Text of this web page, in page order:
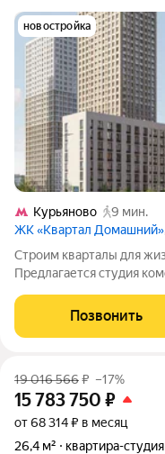
новостройка
Курьяново
9 мин.
ЖК «Квартал Домашний»
Строим кварталы для
Предлагается студия
комплексе "Квартал
отделкой в нескольких
Позвонить
19 016 566₽ –17%
15 783 750 ₽
от 68 314 ₽ в месяц
26,4 м²
квартира-студия